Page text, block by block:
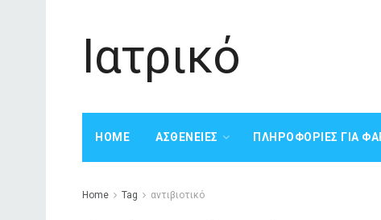
Ιατρικό
HOME ΑΣΘΈΝΕΙΕΣ ΠΛΗΡΟΦΟΡΊΕΣ ΓΙΑ
Home Tag αντιβιοτικό